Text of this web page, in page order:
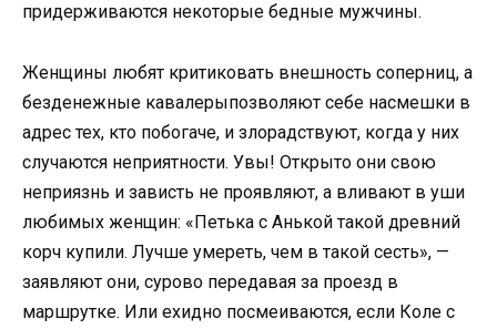
придерживаются некоторые бедные мужчины.
Женщины любят критиковать внешность соперниц, а
безденежные кавалерыпозволяют себе насмешки в
адрес тех, кто побогаче, и злорадствуют, когда у них
случаются неприятности. Увы! Открыто они свою
неприязнь и зависть не проявляют, а вливают в уши
любимых женщин: «Петька с Анькой такой древний
корч купили. Лучше умереть, чем в такой сесть», —
заявляют они, сурово передавая за проезд в
маршрутке. Или ехидно посмеиваются, если Коле с